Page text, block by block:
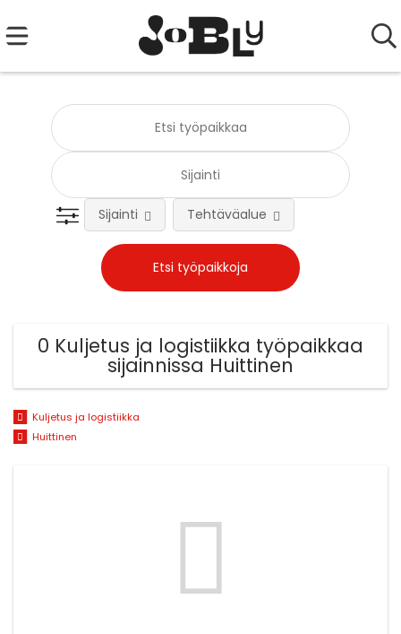
Sijainti Tehtäväalue
0 Kuljetus ja logistiikka työpaikkaa
sijainnissa Huittinen
Kuljetus ja logistiikka
Huittinen